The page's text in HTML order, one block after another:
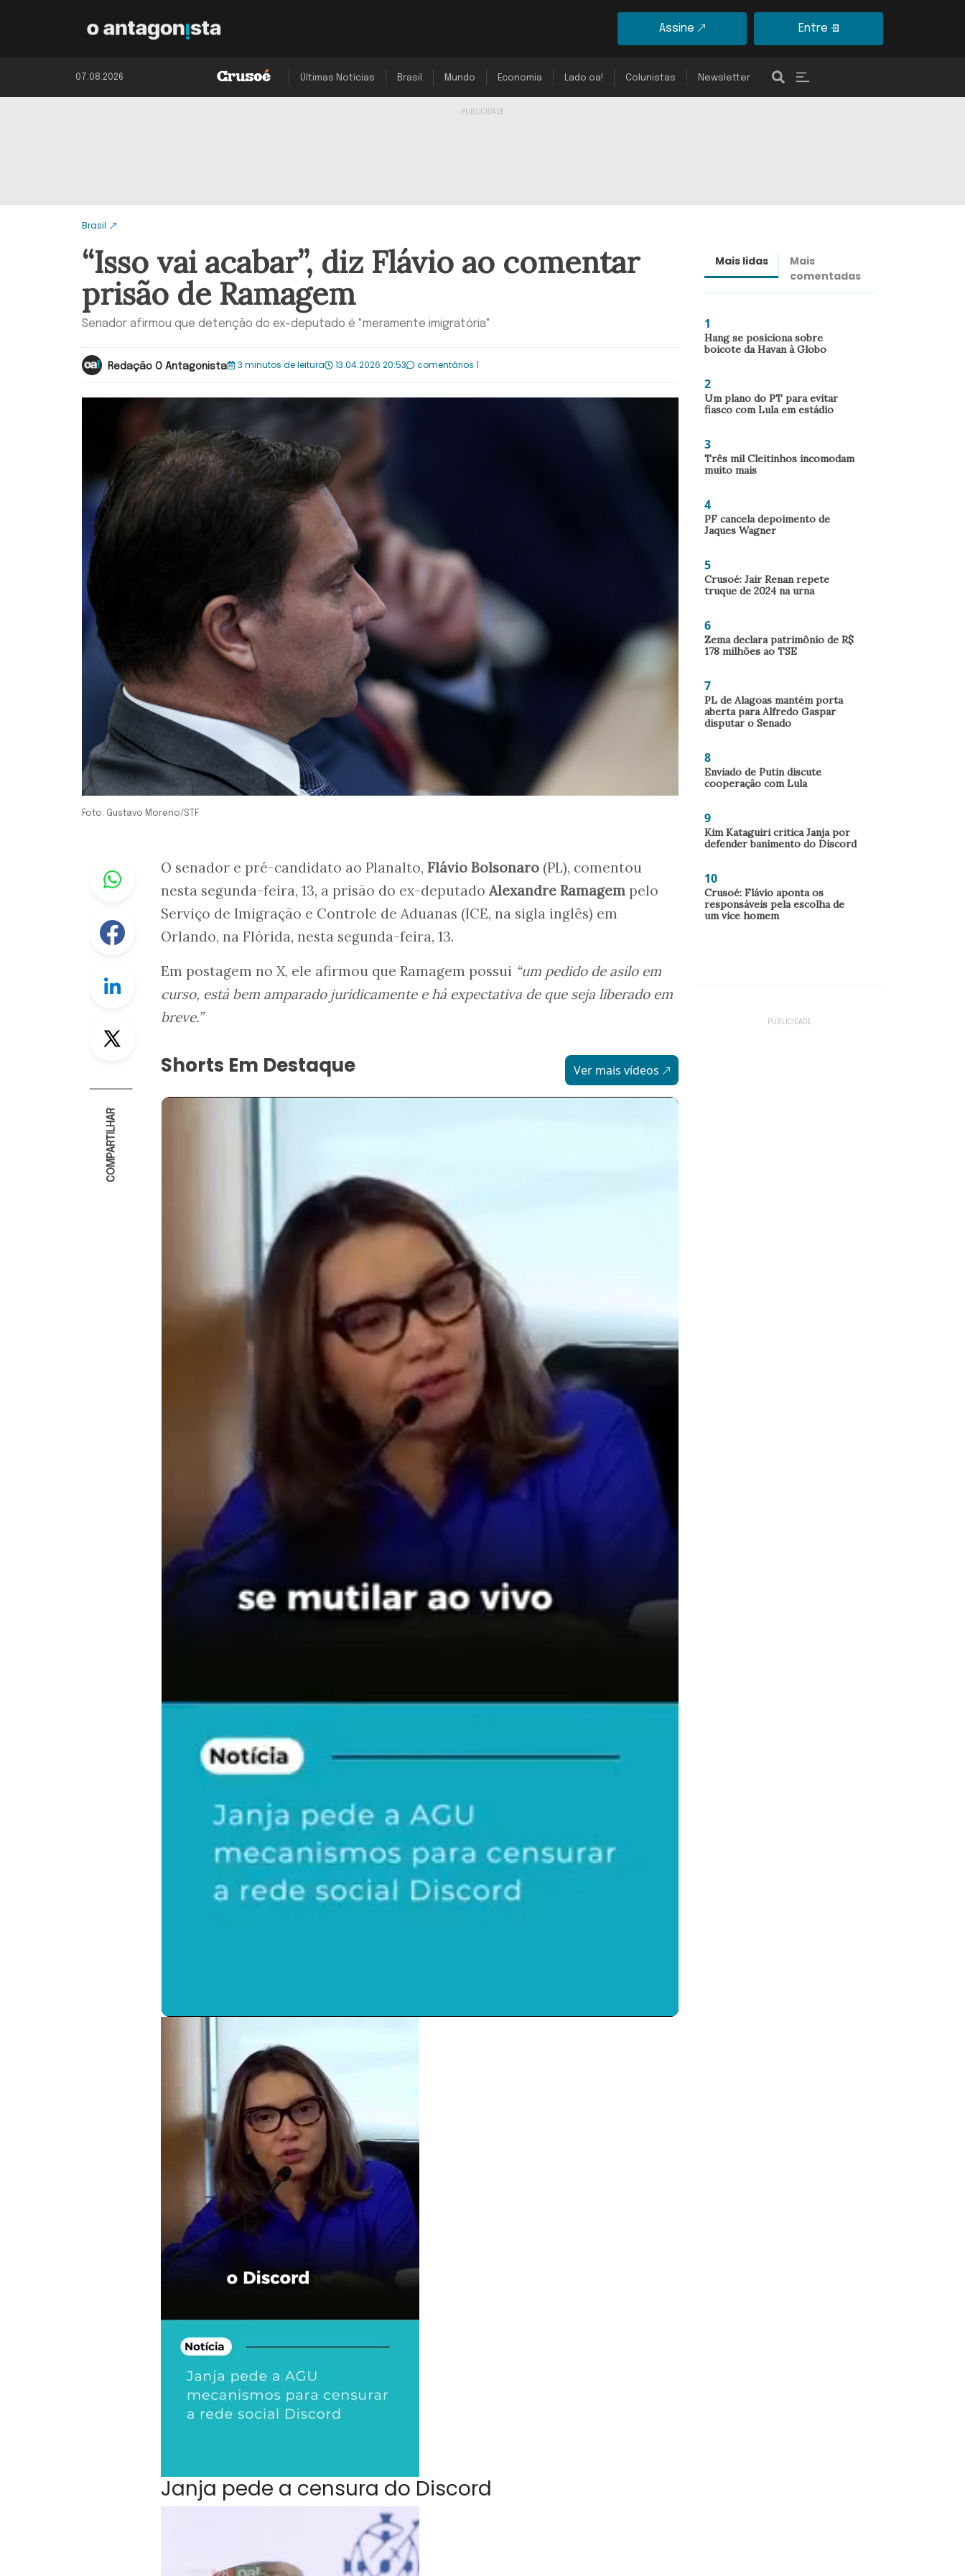
Assine Entre
07.08.2026 Últimas Notícias Brasil Mundo Economia Lado oa! Colunistas Newsletter
Brasil
“Isso vai acabar”, diz Flávio ao comentar
prisão de Ramagem
Senador afirmou que detenção do ex-deputado é "meramente imigratória"
Redação O Antagonista 3 minutos de leitura 13.04.2026 20:53 comentários 1
Foto: Gustavo Moreno/STF
Whastapp
Facebook
Linkedin
Twitter
COMPARTILHAR
O senador e pré-candidato ao Planalto, Flávio Bolsonaro (PL), comentou
nesta segunda-feira, 13, a prisão do ex-deputado Alexandre Ramagem pelo
Serviço de Imigração e Controle de Aduanas (ICE, na sigla inglês) em
Orlando, na Flórida, nesta segunda-feira, 13.
Em postagem no X, ele afirmou que Ramagem possui “um pedido de asilo em
curso, está bem amparado juridicamente e há expectativa de que seja liberado em
breve.”
Shorts Em Destaque Ver mais vídeos
Janja pede a censura do Discord
Mais lidas
Mais
comentadas
1
Hang se posiciona sobre
boicote da Havan à Globo
2
Um plano do PT para evitar
fiasco com Lula em estádio
3
Três mil Cleitinhos incomodam
muito mais
4
PF cancela depoimento de
Jaques Wagner
5
Crusoé: Jair Renan repete
truque de 2024 na urna
6
Zema declara patrimônio de R$
178 milhões ao TSE
7
PL de Alagoas mantém porta
aberta para Alfredo Gaspar
disputar o Senado
8
Enviado de Putin discute
cooperação com Lula
9
Kim Kataguiri critica Janja por
defender banimento do Discord
10
Crusoé: Flávio aponta os
responsáveis pela escolha de
um vice homem